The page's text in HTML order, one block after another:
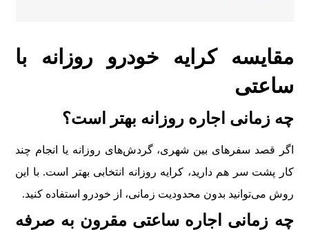
مقایسه کرایه خودرو روزانه با
ساعتی
چه زمانی اجاره روزانه بهتر است؟
اگر قصد سفرهای بین شهری، گردش‌های روزانه یا انجام چند
کار پشت سر هم دارید، کرایه روزانه انتخابی بهتر است. با این
روش می‌توانید بدون محدودیت زمانی، از خودرو استفاده کنید.
چه زمانی اجاره ساعتی مقرون به صرفه